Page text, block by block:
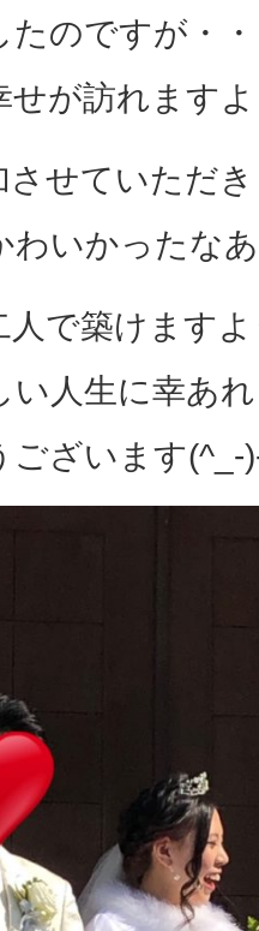
たのですが・
せが訪れます
させていただ
わいかったな
人で築けます
い人生に幸あ
ございます